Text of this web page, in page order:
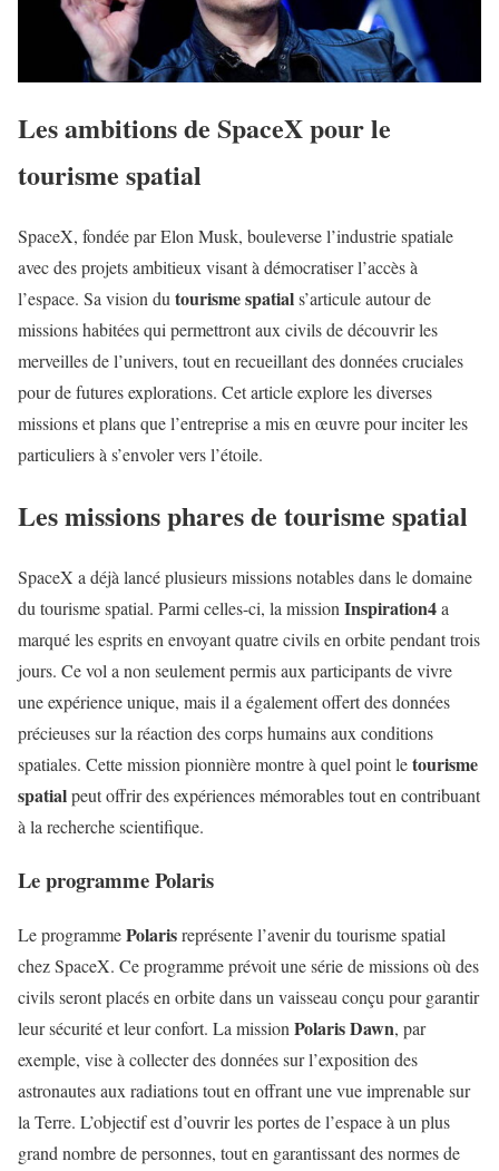
Les ambitions de SpaceX pour le
tourisme spatial
SpaceX, fondée par Elon Musk, bouleverse l’industrie spatiale
avec des projets ambitieux visant à démocratiser l’accès à
l’espace. Sa vision du tourisme spatials’articule autour de
missions habitées qui permettront aux civils de découvrir les
merveilles de l’univers, tout en recueillant des données cruciales
pour de futures explorations. Cet article explore les diverses
missions et plans que l’entreprise a mis en œuvre pour inciter les
particuliers à s’envoler vers l’étoile.
Les missions phares de tourisme spatial
SpaceX a déjà lancé plusieurs missions notables dans le domaine
du tourisme spatial. Parmi celles-ci, la mission Inspiration4a
marqué les esprits en envoyant quatre civils en orbite pendant trois
jours. Ce vol a non seulement permis aux participants de vivre
une expérience unique, mais il a également offert des données
précieuses sur la réaction des corps humains aux conditions
spatiales. Cette mission pionnière montre à quel point letourisme
spatialpeut offrir des expériences mémorables tout en contribuant
à la recherche scientifique.
Le programme Polaris
Le programmePolarisreprésente l’avenir du tourisme spatial
chez SpaceX. Ce programme prévoit une série de missions où des
civils seront placés en orbite dans un vaisseau conçu pour garantir
leur sécurité et leur confort. La mission Polaris Dawn, par
exemple, vise à collecter des données sur l’exposition des
astronautes aux radiations tout en offrant une vue imprenable sur
la Terre. L’objectif est d’ouvrir les portes de l’espace à un plus
grand nombre de personnes, tout en garantissant des normes de